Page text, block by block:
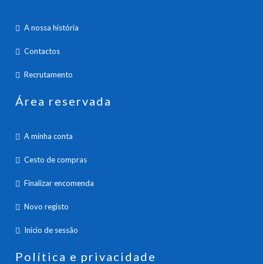
A nossa história
Contactos
Recrutamento
Área reservada
A minha conta
Cesto de compras
Finalizar encomenda
Novo registo
Inicio de sessão
Política e privacidade